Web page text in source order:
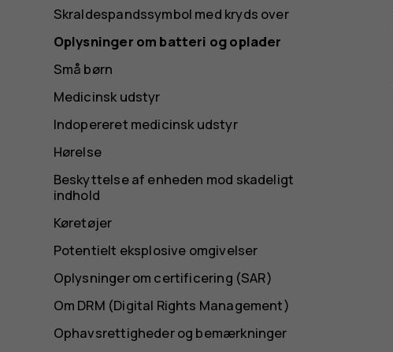
Skraldespandssymbol med kryds over
Oplysninger om batteri og oplader
Små børn
Medicinsk udstyr
Indopereret medicinsk udstyr
Hørelse
Beskyttelse af enheden mod skadeligt
indhold
Køretøjer
Potentielt eksplosive omgivelser
Oplysninger om certificering (SAR)
Om DRM (Digital Rights Management)
Ophavsrettigheder og bemærkninger